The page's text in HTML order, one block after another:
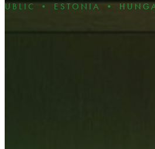
ESTONIA • HUNGARY •